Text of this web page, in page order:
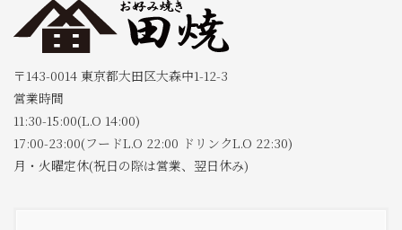
〒143-0014 東京都大田区大森中1-12-3
営業時間
11:30-15:00(L.O 14:00)
17:00-23:00(フードL.O 22:00 ドリンクL.O 22:30)
月・火曜定休(祝日の際は営業、翌日休み)